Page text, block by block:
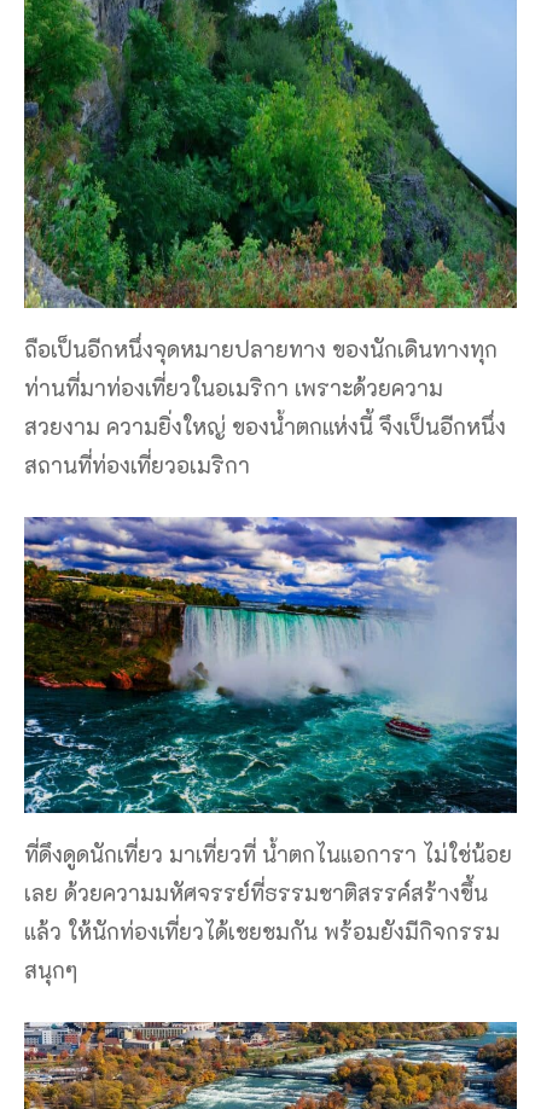
ถือเป็นอีกหนึ่งจุดหมายปลายทาง ของนักเดินทางทุก
ท่านที่มาท่องเที่ยวในอเมริกา เพราะด้วยความ
สวยงาม ความยิ่งใหญ่ ของน้ำตกแห่งนี้ จึงเป็นอีกหนึ่ง
สถานที่ท่องเที่ยวอเมริกา
ที่ดึงดูดนักเที่ยว มาเที่ยวที่ น้ำตกไนแอการา ไม่ใช่น้อย
เลย ด้วยความมหัศจรรย์ที่ธรรมชาติสรรค์สร้างขึ้น
แล้ว ให้นักท่องเที่ยวได้เชยชมกัน พร้อมยังมีกิจกรรม
สนุกๆ